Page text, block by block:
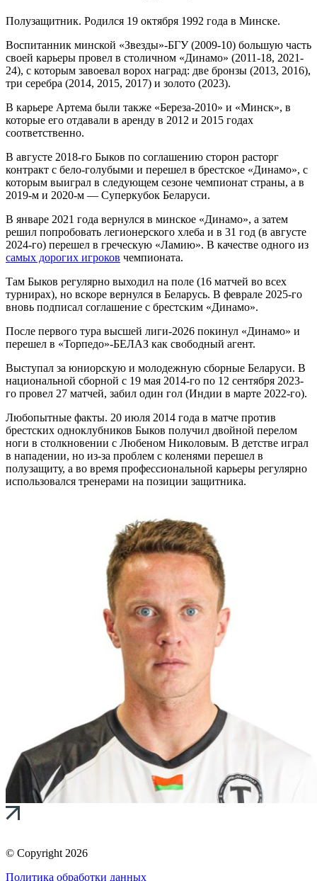
Полузащитник. Родился 19 октября 1992 года в Минске.
Воспитанник минской «Звезды»-БГУ (2009-10) большую часть
своей карьеры провел в столичном «Динамо» (2011-18, 2021-
24), с которым завоевал ворох наград: две бронзы (2013, 2016),
три серебра (2014, 2015, 2017) и золото (2023).
В карьере Артема были также «Береза-2010» и «Минск», в
которые его отдавали в аренду в 2012 и 2015 годах
соответственно.
В августе 2018-го Быков по соглашению сторон расторг
контракт с бело-голубыми и перешел в брестское «Динамо», с
которым выиграл в следующем сезоне чемпионат страны, а в
2019-м и 2020-м — Суперкубок Беларуси.
В январе 2021 года вернулся в минское «Динамо», а затем
решил попробовать легионерского хлеба и в 31 год (в августе
2024-го) перешел в греческую «Ламию». В качестве одного из
самых дорогих игроков чемпионата.
Там Быков регулярно выходил на поле (16 матчей во всех
турнирах), но вскоре вернулся в Беларусь. В феврале 2025-го
вновь подписал соглашение с брестским «Динамо».
После первого тура высшей лиги-2026 покинул «Динамо» и
перешел в «Торпедо»-БЕЛАЗ как свободный агент.
Выступал за юниорскую и молодежную сборные Беларуси. В
национальной сборной с 19 мая 2014-го по 12 сентября 2023-
го провел 27 матчей, забил один гол (Индии в марте 2022-го).
Любопытные факты. 20 июля 2014 года в матче против
брестских одноклубников Быков получил двойной перелом
ноги в столкновении с Любеном Николовым. В детстве играл
в нападении, но из-за проблем с коленями перешел в
полузащиту, а во время профессиональной карьеры регулярно
использовался тренерами на позиции защитника.
© Copyright 2026
Политика обработки данных